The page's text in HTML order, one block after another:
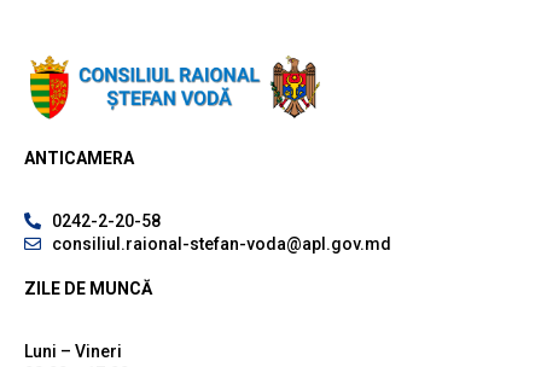
ANTICAMERA
0242-2-20-58
consiliul.raional-stefan-voda@apl.gov.md
ZILE DE MUNCĂ
Luni – Vineri